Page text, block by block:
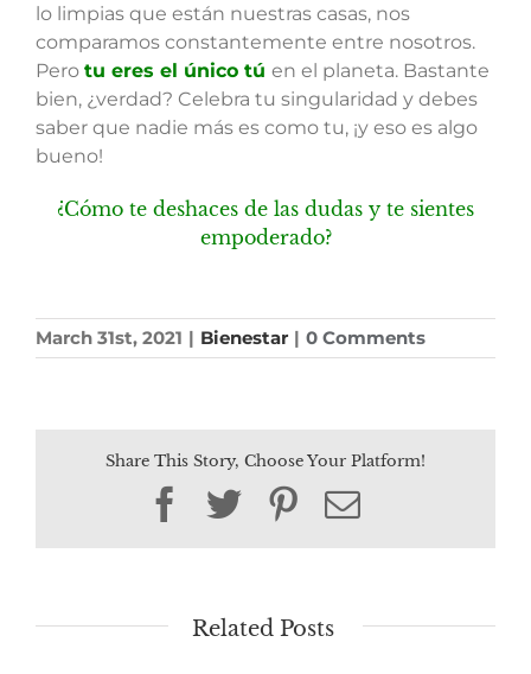
lo limpias que están nuestras casas, nos
comparamos constantemente entre nosotros.
Pero tu eres el único tú en el planeta. Bastante
bien, ¿verdad? Celebra tu singularidad y debes
saber que nadie más es como tu, ¡y eso es algo
bueno!
¿Cómo te deshaces de las dudas y te sientes
empoderado?
March 31st, 2021 | Bienestar | 0 Comments
Share This Story, Choose Your Platform!
Facebook
TwitterPinterest
Email
Related Posts